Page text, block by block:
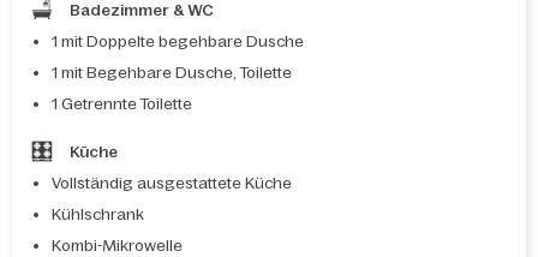
Badezimmer & WC
1 mit Doppelte begehbare Dusche
1 mit Begehbare Dusche, Toilette
1 Getrennte Toilette
Küche
Vollständig ausgestattete Küche
Kühlschrank
Kombi-Mikrowelle